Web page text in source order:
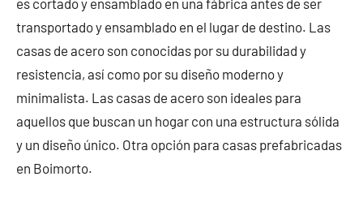
transportado y ensamblado en el lugar de destino. Las
casas de acero son conocidas por su durabilidad y
resistencia, así como por su diseño moderno y
minimalista. Las casas de acero son ideales para
aquellos que buscan un hogar con una estructura sólida
y un diseño único. Otra opción para casas prefabricadas
en Boimorto.